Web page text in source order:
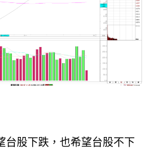
台股下跌，也希望台股不下